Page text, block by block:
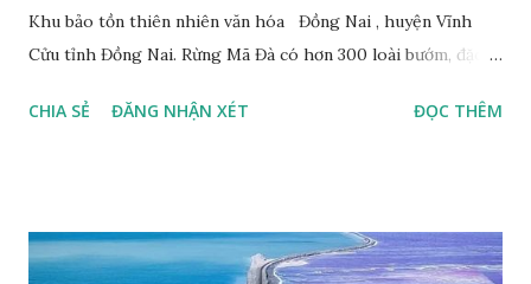
Khu bảo tồn thiên nhiên văn hóa Đồng Nai , huyện Vĩnh
Cửu tỉnh Đồng Nai. Rừng Mã Đà có hơn 300 loài bướm, đặc
đuôi trắng (Lamproptera curius) đặc trưng là cái đuôi dài
Happy Việt Nam 2024 Vietnam.vn
CHIA SẺ ĐĂNG NHẬN XÉT ĐỌC THÊM